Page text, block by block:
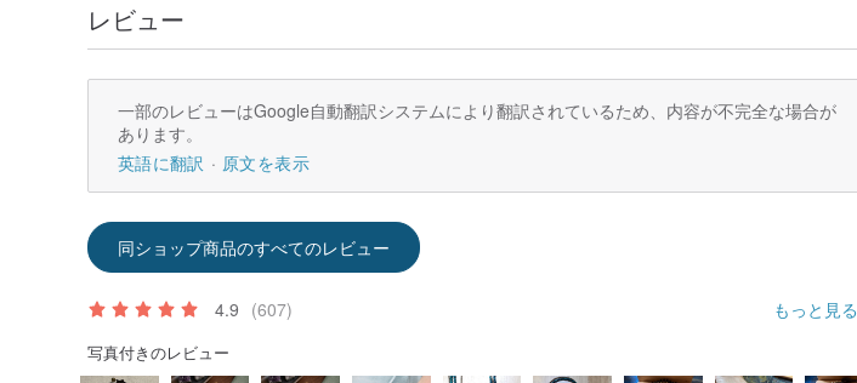
レビュー
一部のレビューはGoogle自動翻訳システムにより翻訳されているため、内容が不完全な場合が
あります。
英語に翻訳
原文を表示
同ショップ商品のすべてのレビュー
4.9 (607) もっと見る
写真付きのレビュー